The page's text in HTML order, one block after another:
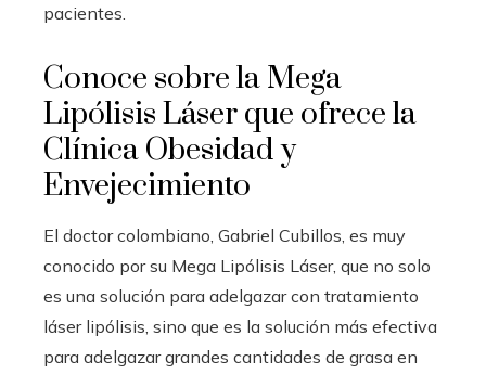
pacientes.
Conoce sobre la Mega
Lipólisis Láser que ofrece la
Clínica Obesidad y
Envejecimiento
El doctor colombiano, Gabriel Cubillos, es muy
conocido por su Mega Lipólisis Láser, que no solo
es una solución para adelgazar con tratamiento
láser lipólisis, sino que es la solución más efectiva
para adelgazar grandes cantidades de grasa en